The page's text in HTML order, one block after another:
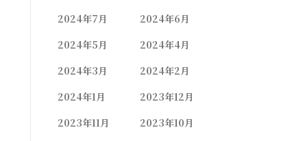
2024年7月
2024年6月
2024年5月
2024年4月
2024年3月
2024年2月
2024年1月
2023年12月
2023年11月
2023年10月